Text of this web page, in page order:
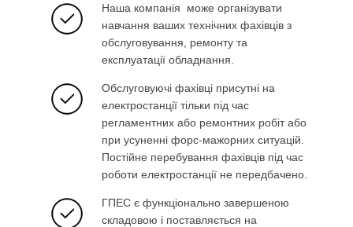
Наша компанія може організувати
навчання ваших технічних фахівців з
обслуговування, ремонту та
експлуатації обладнання.
Обслуговуючі фахівці присутні на
електростанції тільки під час
регламентних або ремонтних робіт або
при усуненні форс-мажорних ситуацій.
Постійне перебування фахівців під час
роботи електростанції не передбачено.
ГПЕС є функціонально завершеною
складовою і поставляється на